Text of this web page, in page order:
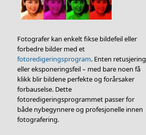
Fotografer kan enkelt fikse bildefeil eller
forbedre bilder med et
fotoredigeringsprogram. Enten retusjering
eller eksponeringsfeil – med bare noen få
klikk blir bildene perfekte og forårsaker
forbauselse. Dette
fotoredigeringsprogrammet passer for
både nybegynnere og profesjonelle innen
fotografering.